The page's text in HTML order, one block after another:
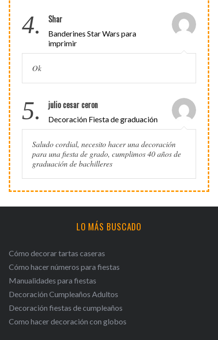
4. Shar
Banderines Star Wars para
imprimir
Ok
5. julio cesar ceron
Decoración Fiesta de graduación
Saludo cordial, necesito hacer una decoración
para una fiesta de grado, cumplimos 40 años de
graduación de bachilleres
LO MÁS BUSCADO
Cómo decorar tartas caseras
Cómo hacer números para fiestas
Manualidades para fiestas
Decoración Cumpleaños Adultos
Decoración fiestas de cumpleaños
Como hacer decoración con globos